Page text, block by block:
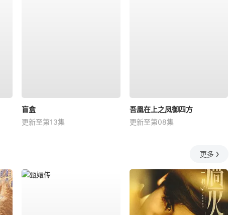
盲盒
更新至第13集
吾凰在上之凤御四方
更新至第08集
更多